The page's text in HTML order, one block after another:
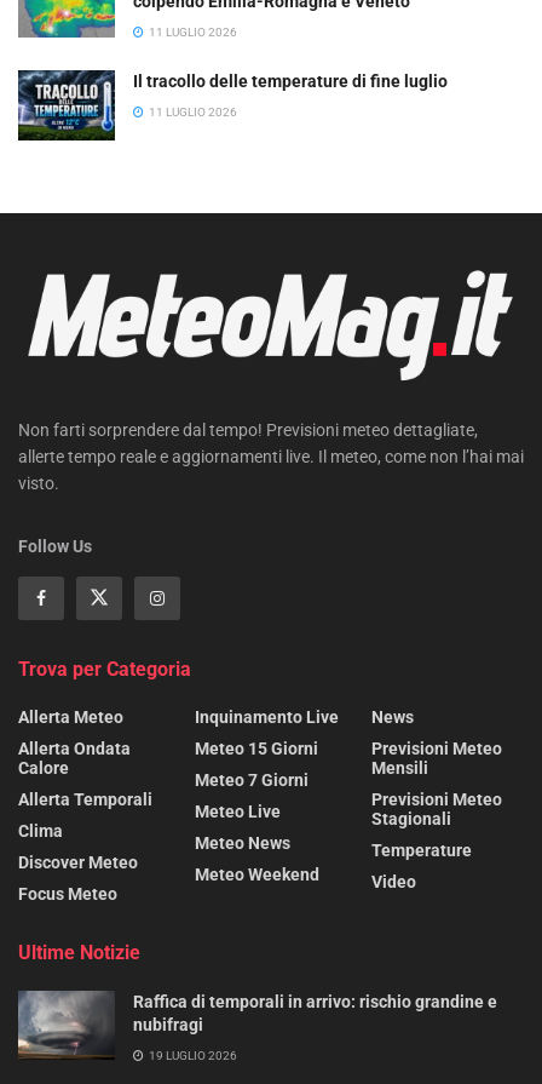
11 LUGLIO 2026
Il tracollo delle temperature di fine luglio
11 LUGLIO 2026
Non farti sorprendere dal tempo! Previsioni meteo dettagliate,
allerte tempo reale e aggiornamenti live. Il meteo, come non l’hai mai
visto.
Follow Us
Trova per Categoria
Allerta Meteo
Allerta Ondata
Calore
Allerta Temporali
Clima
Discover Meteo
Focus Meteo
Inquinamento Live
Meteo 15 Giorni
Meteo 7 Giorni
Meteo Live
Meteo News
Meteo Weekend
News
Previsioni Meteo
Mensili
Previsioni Meteo
Stagionali
Temperature
Video
Ultime Notizie
Raffica di temporali in arrivo: rischio grandine e
nubifragi
19 LUGLIO 2026